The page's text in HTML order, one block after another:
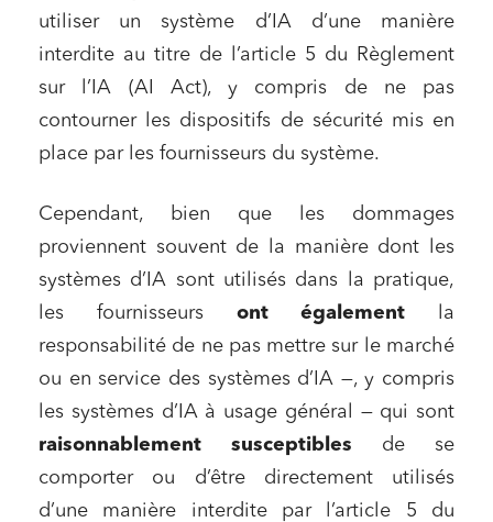
utiliser un système d’IA d’une manière
interdite au titre de l’article 5 du Règlement
sur l’IA (AI Act), y compris de ne pas
contourner les dispositifs de sécurité mis en
place par les fournisseurs du système.
Cependant, bien que les dommages
proviennent souvent de la manière dont les
systèmes d’IA sont utilisés dans la pratique,
les fournisseurs ont également la
responsabilité de ne pas mettre sur le marché
ou en service des systèmes d’IA —, y compris
les systèmes d’IA à usage général — qui sont
raisonnablement susceptibles de se
comporter ou d’être directement utilisés
d’une manière interdite par l’article 5 du